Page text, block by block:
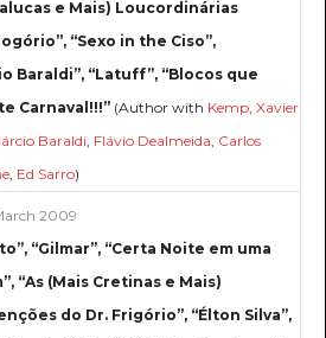
e Mais) Loucordinárias
“Sexo in the Ciso”,
Baraldi”, “Latuff”, “Blocos que
Carnaval!!!” (Author with Kemp, Xavier
Baraldi, Flávio Dealmeida, Carlos
, Ed Sarro)
2009
“Gilmar”, “Certa Noite em uma
“As (Mais Cretinas e Mais)
do Dr. Frigório”, “Élton Silva”,